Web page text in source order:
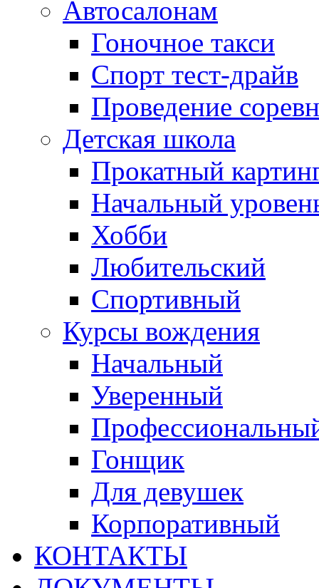
Автосалонам
Гоночное такси
Спорт тест-драйв
Проведение
Детская школа
Прокатный
Начальный
Хобби
Любительский
Спортивный
Курсы вождения
Начальный
Уверенный
Гонщик
Для девушек
Корпоративный
КОНТАКТЫ